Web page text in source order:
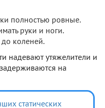
полностью ровные.
руки и ноги.
до коленей.
надевают утяжелители и
на
статических